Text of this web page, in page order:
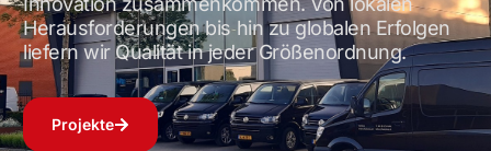
Herausforderungen bis hin zu globalen Erfolgen
liefern wir Qualität in jeder Größenordnung.
Projekte